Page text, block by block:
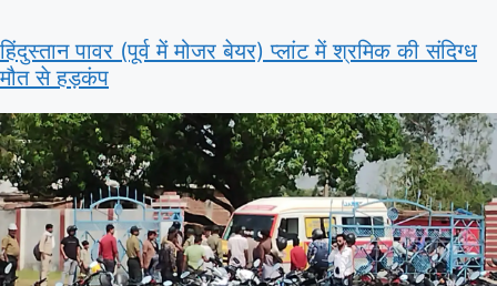
हिंदुस्तान पावर (पूर्व में मोजर बेयर) प्लांट में श्रमिक की संदिग्ध
मौत से हड़कंप